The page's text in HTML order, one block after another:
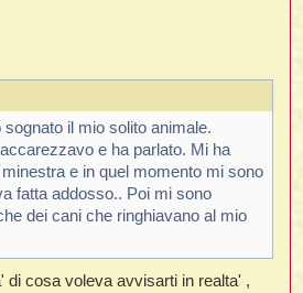
il mio solito animale.
e ha parlato. Mi ha
e in quel momento mi sono
fatta addosso.. Poi mi sono
dei cani che ringhiavano al mio
di cosa voleva avvisarti in realta' ,